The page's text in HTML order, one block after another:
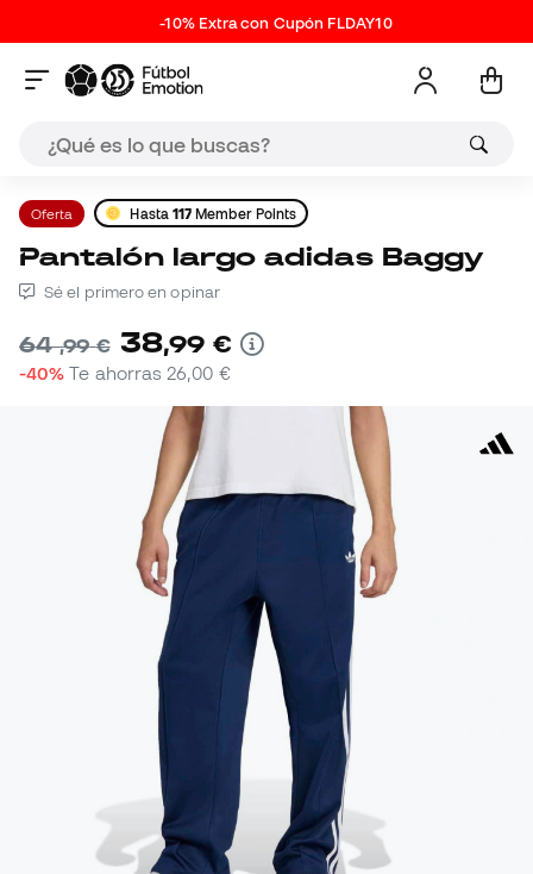
-10% Extra con Cupón FLDAY10
Oferta Hasta 117 Member Points
Pantalón largo adidas Baggy
Sé el primero en opinar
64,99 € 38,99 €
-40% Te ahorras 26,00 €